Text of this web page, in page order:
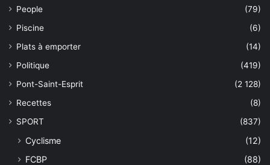
People
(79)
Piscine
(6)
Plats à emporter
(14)
Politique
(419)
Pont-Saint-Esprit
(2 128)
Recettes
(8)
SPORT
(837)
Cyclisme
(12)
FCBP
(88)